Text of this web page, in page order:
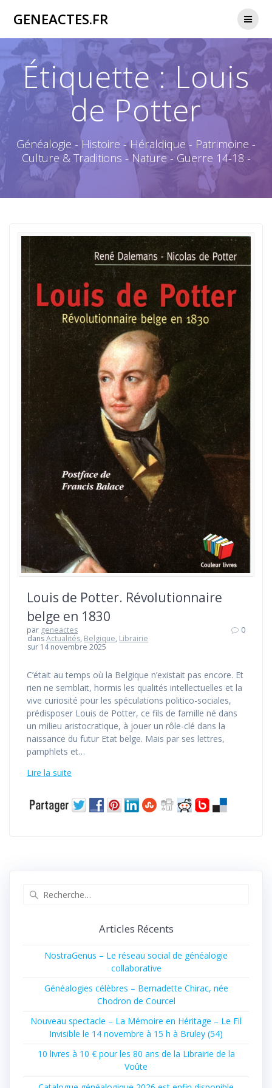
GENEACTES.FR
Étiquette :Louis
de Potter
Généalogie - Histoire - Héraldique - Patrimoine -
Culture & Traditions - Nature - Guerre 14-18 -
Louis de Potter. Révolutionnaire
belge en 1830
par geneactes
dansActualités, Belgique, Librairie
sur 14 novembre 2025
0
C’était au temps où la Belgique n’existait pas encore. Et
rien ne semblait, hormis les qualités intellectuelles et la
vive curiosité pour les spéculations politico-sociales,
prédisposer Louis de Potter, ce fils de famille né dans
un milieu aristocratique, à jouer un rôle-clé dans la
naissance du futur Etat belge. Mais par ses lettres,
pamphlets et…
Lire la suite
Articles Récents
NostraGenus – Le réseau social de généalogie
collaborative
Généalogies célèbres – Bernadette Chirac, née
Chodron de Courcel
Nouveau spectacle – La Mémoire en Héritage – Le Fil
Invisible le 14 novembre à 15 h à Bruley (54)
10 livres à 10 € pour les 80 ans de la Librairie de la
Voûte